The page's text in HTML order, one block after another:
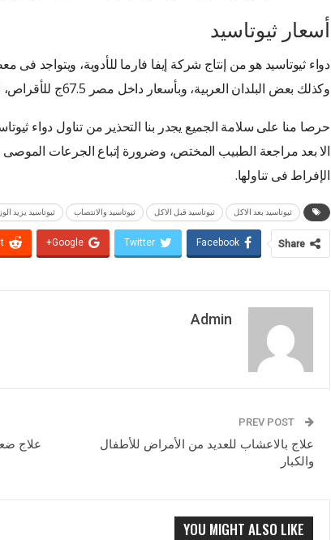
أسعار ثيوتاسيد
دواء ثيوتاسيد هو من إنتاج شركة إيفا فارما للأدوية، ويتواجد
وكذلك بعض البلدان العربية، وبأسعار داخل مصر 67.5ج للأقراص، 46.5 للأمبولات .
حرصا منا على سلامة الجميع يجدر بنا التحذير من تناول دواء
الا بعد مراجعة الطبيب المختص، وضرورة إتباع الجرعات الموصى
الإفراط فى تناولها.
ثيوتاسيد بعد الاكل ثيوتاسيد قبل الاكل ثيوتاسيد والانتصاب ثيوتاسيد يزيد
Share
Facebook
Twitter
Google+
Admin
علاج بالاعشاب للعديد من الأمراض للأطفال
والكبار
علاج
YOU MIGHT ALSO LIKE